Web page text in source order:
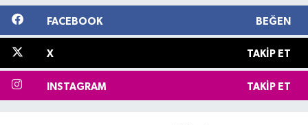
FACEBOOK BEĞEN
X TAKIP ET
INSTAGRAM TAKIP ET